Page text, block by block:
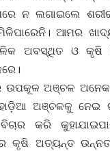
ନ ଲଗାଇଲେ
ଆମର
ଅବସ୍ଥିତ ଓ କୃଷି
ଉପକୂଳ ଅଞ୍ଚଳ ଅନେକ
ଅଞ୍ଚଳକୁ ନେଇ
କରି
କୃଷି ଅତ୍ୟନ୍ତ